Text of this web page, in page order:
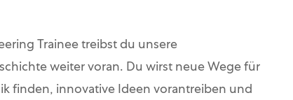
Trainee treibst du unsere
weiter voran. Du wirst neue Wege für
finden, innovative Ideen vorantreiben und